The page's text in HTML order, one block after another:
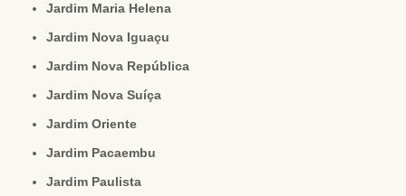
Jardim Maria Helena
Jardim Nova Iguaçu
Jardim Nova República
Jardim Nova Suíça
Jardim Oriente
Jardim Pacaembu
Jardim Paulista